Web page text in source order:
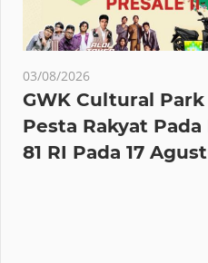
03/08/2026
GWK Cultural Park
Pesta Rakyat Pada
81 RI Pada 17